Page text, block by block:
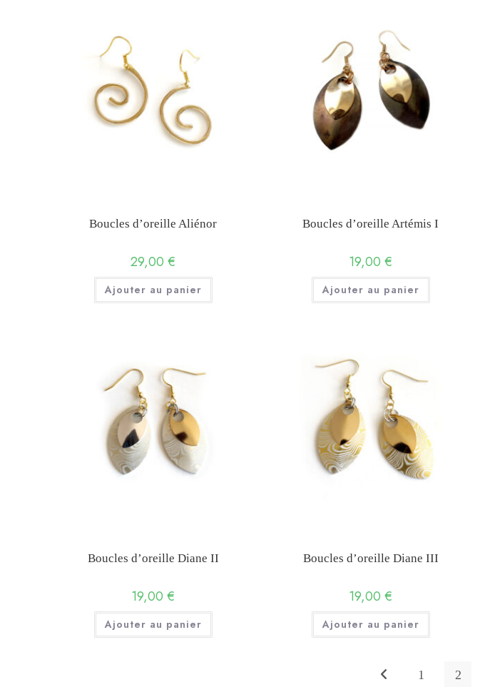
Boucles d’oreille Aliénor
29,00 €
Ajouter au panier
Boucles d’oreille Artémis I
19,00 €
Ajouter au panier
Boucles d’oreille Diane II
19,00 €
Ajouter au panier
Boucles d’oreille Diane III
19,00 €
Ajouter au panier
1 2